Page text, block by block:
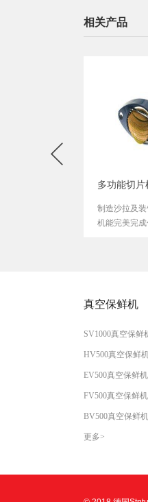
相关产品
制造沙拉及装饰性的食物，多
机能完美完成任务。 任何时候
真空保鲜机
SV1000真空保鲜
HV500真空保鲜
EV500真空保鲜机
FV500真空保鲜机
BV500真空保鲜机
更多>